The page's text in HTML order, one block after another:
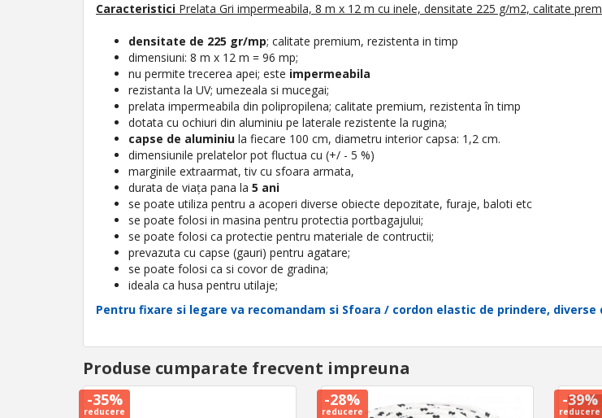
Caracteristici Prelata Gri impermeabila, 8 m x 12 m cu inele, densitate 225 g/m2, calitate
densitate de 225 gr/mp; calitate premium, rezistenta in timp
dimensiuni: 8 m x 12 m = 96 mp;
nu permite trecerea apei; este impermeabila
rezistanta la UV; umezeala si mucegai;
prelata impermeabila din polipropilena; calitate premium, rezistenta în timp
dotata cu ochiuri din aluminiu pe laterale rezistente la rugina;
capse de aluminiu la fiecare 100 cm, diametru interior capsa: 1,2 cm.
dimensiunile prelatelor pot fluctua cu (+/ - 5 %)
marginile extraarmat, tiv cu sfoara armata,
durata de viața pana la 5 ani
se poate utiliza pentru a acoperi diverse obiecte depozitate, furaje, baloti etc
se poate folosi in masina pentru protectia portbagajului;
se poate folosi ca protectie pentru materiale de contructii;
prevazuta cu capse (gauri) pentru agatare;
se poate folosi ca si covor de gradina;
ideala ca husa pentru utilaje;
Pentru fixare si legare va recomandam si Sfoara / cordon elastic de prindere,
Produse cumparate frecvent impreuna
-35%
reducere
-28%
reducere
-39%
reducere